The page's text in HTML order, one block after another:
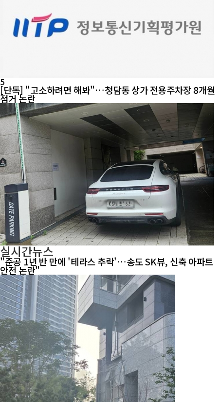
5
[단독] "고소하려면 해봐"…청담동 상가 전용주차장 8개월
점거 논란
실시간뉴스
"준공 1년 반 만에 '테라스 추락'…송도 SK뷰, 신축 아파트
안전 논란"